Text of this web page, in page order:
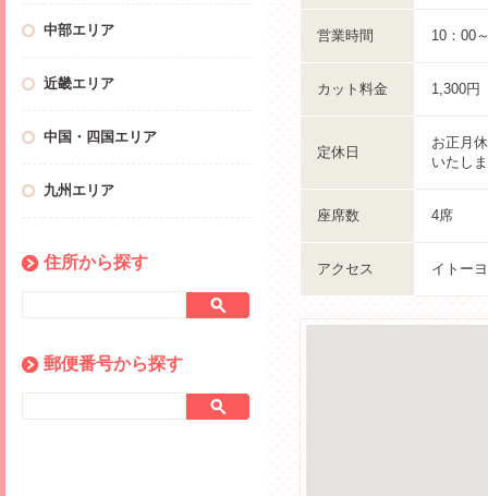
中部エリア
近畿エリア
中国・四国エリア
九州エリア
住所から探す
郵便番号から探す
営業時間 10：00
カット料金 1,300円
定休日
お正月
いたし
座席数 4席
アクセス イトー